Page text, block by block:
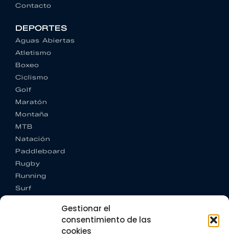
Gestionar el
consentimiento de las
cookies
Contacto
DEPORTES
Aguas Abiertas
Atletismo
Boxeo
Ciclismo
Golf
Maratón
Montaña
MTB
Natación
Paddleboard
Rugby
Running
Surf
CONTACTO